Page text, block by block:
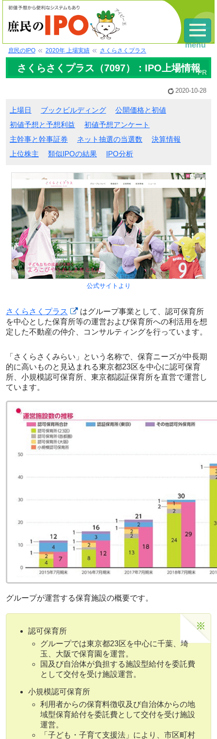
庶民のIPO 2020年 上場実績 さくらさくプラス
さくらさくプラス（7097）：IPO上場情報
2020-10-28
上場日 ブックビルディング
公開価格と初値
初値予想と予想利益
初値予想アンケート
主幹事と幹事証券
ネット抽選の当選数
決算情報
上位株主
類似IPOの結果 IPO分析
公式サイトより
さくらさくプラス
はグループ事業として、認可保育所
を中心とした保育所等の運営および保育所への利活用を想
定した不動産の仲介、コンサルティングを行っています。
「さくらさくみらい」という名称で、保育ニーズが中長期
的に高いものと見込まれる東京都23区を中心に認可保育
所、小規模認可保育所、東京都認証保育所を直営で運営し
ています。
グループが運営する保育施設の概要です。
認可保育所
グループでは東京都23区を中心に千葉、埼
玉、大阪で保育園を運営。
国及び自治体が負担する施設型給付を委託費
として交付を受け施設運営。
小規模認可保育所
利用者からの保育料徴収及び自治体からの地
域型保育給付を委託費として交付を受け施設
運営。
「子ども・子育て支援法」により、市区町村
menu